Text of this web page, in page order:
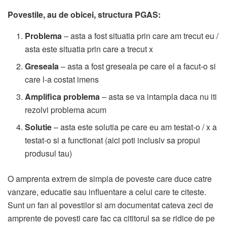
Povestile, au de obicei, structura PGAS:
Problema– asta a fost situatia prin care am trecut eu /
asta este situatia prin care a trecut x
Greseala– asta a fost greseala pe care el a facut-o si
care l-a costat imens
Amplifica problema– asta se va intampla daca nu iti
rezolvi problema acum
Solutie– asta este solutia pe care eu am testat-o / x a
testat-o si a functionat (aici poti inclusiv sa propui
produsul tau)
O amprenta extrem de simpla de poveste care duce catre
vanzare, educatie sau influentare a celui care te citeste.
Sunt un fan al povestilor si am documentat cateva zeci de
amprente de povesti care fac ca cititorul sa se ridice de pe